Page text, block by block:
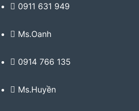
0911 631 949
Ms.Oanh
0914 766 135
Ms.Huyền